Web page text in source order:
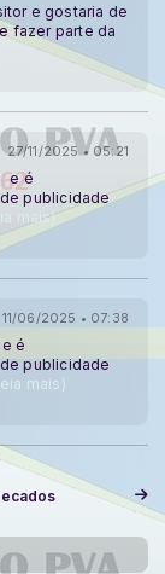
e gostaria de
fazer parte da
27/11/2025 • 05:21
e é
publicidade
mais)
11/06/2025 • 07:38
é
publicidade
mais)